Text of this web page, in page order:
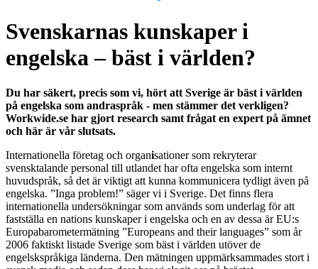
1
of
Svenskarnas kunskaper i
engelska – bäst i världen?
Du har säkert, precis som vi, hört att Sverige är bäst i världen
på engelska som andraspråk - men stämmer det verkligen?
Workwide.se har gjort research samt frågat en expert på ämnet
och här är vår slutsats.
Internationella företag och organisationer som rekryterar
svensktalande personal till utlandet har ofta engelska som internt
huvudspråk, så det är viktigt att kunna kommunicera tydligt även på
engelska. ”Inga problem!” säger vi i Sverige. Det finns flera
internationella undersökningar som används som underlag för att
fastställa en nations kunskaper i engelska och en av dessa är EU:s
Europabarometermätning ”Europeans and their languages” som år
2006 faktiskt listade Sverige som bäst i världen utöver de
engelskspråkiga länderna. Den mätningen uppmärksammades stort i